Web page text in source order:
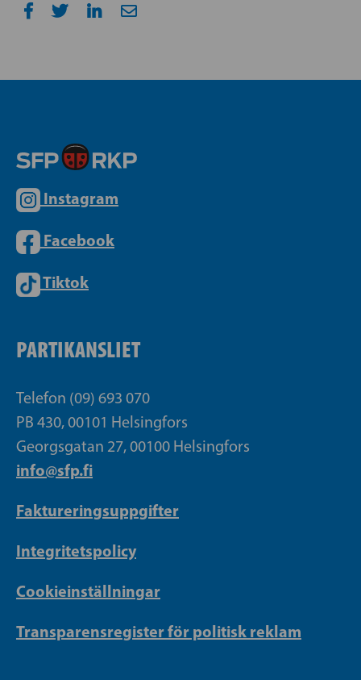
Instagram
Facebook
Tiktok
PARTIKANSLIET
Telefon (09) 693 070
PB 430, 00101 Helsingfors
Georgsgatan 27, 00100 Helsingfors
info@sfp.fi
Faktureringsuppgifter
Integritetspolicy
Cookieinställningar
Transparensregister för politisk reklam